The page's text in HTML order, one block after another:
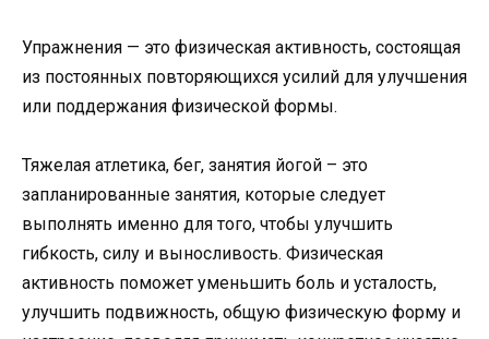
Упражнения — это физическая активность, состоящая
из постоянных повторяющихся усилий для улучшения
или поддержания физической формы.
Тяжелая атлетика, бег, занятия йогой – это
запланированные занятия, которые следует
выполнять именно для того, чтобы улучшить
гибкость, силу и выносливость. Физическая
активность поможет уменьшить боль и усталость,
улучшить подвижность, общую физическую форму и